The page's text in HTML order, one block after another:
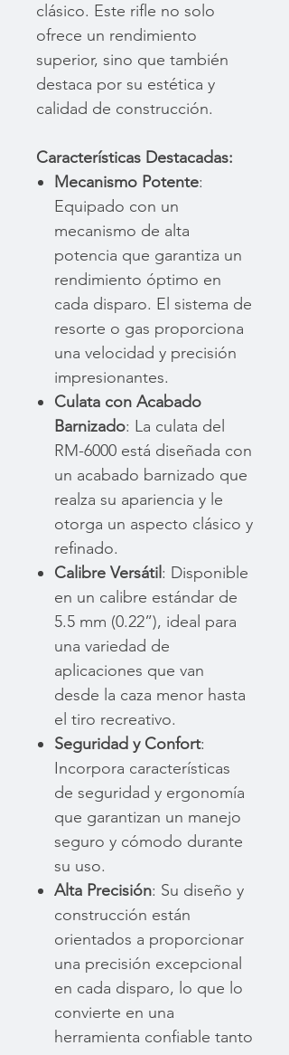
clásico. Este rifle no solo
ofrece un rendimiento
superior, sino que también
destaca por su estética y
calidad de construcción.
Características Destacadas:
Mecanismo Potente:
Equipado con un
mecanismo de alta
potencia que garantiza un
rendimiento óptimo en
cada disparo. El sistema de
resorte o gas proporciona
una velocidad y precisión
impresionantes.
Culata con Acabado
Barnizado: La culata del
RM-6000 está diseñada con
un acabado barnizado que
realza su apariencia y le
otorga un aspecto clásico y
refinado.
Calibre Versátil: Disponible
en un calibre estándar de
5.5 mm (0.22”), ideal para
una variedad de
aplicaciones que van
desde la caza menor hasta
el tiro recreativo.
Seguridad y Confort:
Incorpora características
de seguridad y ergonomía
que garantizan un manejo
seguro y cómodo durante
su uso.
Alta Precisión: Su diseño y
construcción están
orientados a proporcionar
una precisión excepcional
en cada disparo, lo que lo
convierte en una
herramienta confiable tanto